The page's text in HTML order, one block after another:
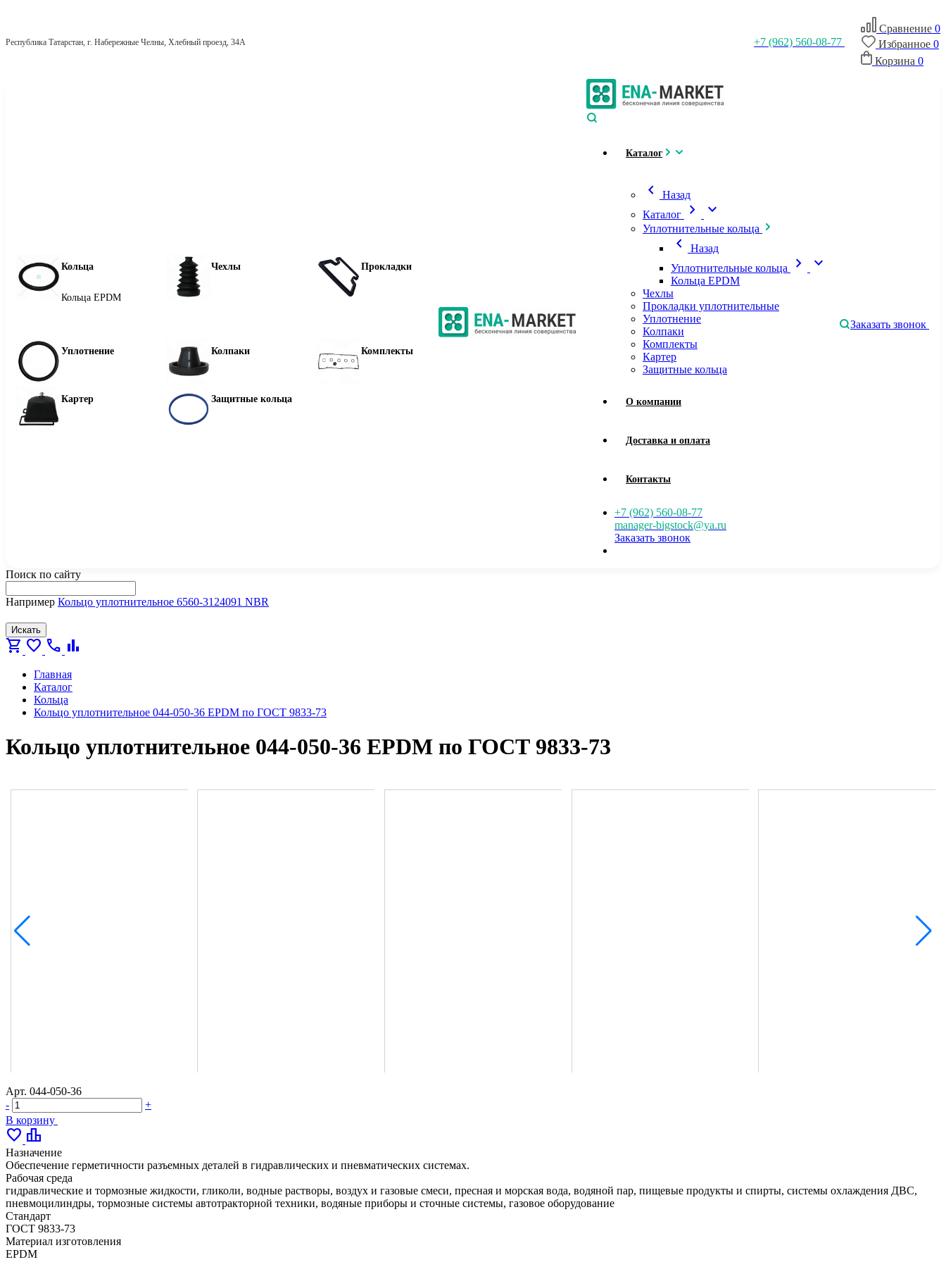
Республика Татарстан, г. Набережные Челны, Хлебный проезд, 34А +7 (962) 560-08-77
Сравнение 0
Избранное 0
Корзина 0
Кольца
Кольца EPDM
Чехлы Прокладки
Уплотнение Колпаки Комплекты
Картер Защитные кольца
Каталог
chevron_left
Назад
Каталог
chevron_right expand_more
Уплотнительные кольца
chevron_left
Назад
Уплотнительные кольца
chevron_right expand_more
Кольца EPDM
Чехлы
Прокладки уплотнительные
Уплотнение
Колпаки
Комплекты
Картер
Защитные кольца
О компании
Доставка и оплата
Контакты
+7 (962) 560-08-77
manager-bigstock@ya.ru
Заказать звонок
Заказать звонок
Поиск по сайту
Например Кольцо уплотнительное 6560-3124091 NBR
Искать
shopping_cart favorite call bar_chart
Главная
Каталог
Кольца
Кольцо уплотнительное 044-050-36 EPDM по ГОСТ 9833-73
Кольцо уплотнительное 044-050-36 EPDM по ГОСТ 9833-73
Арт. 044-050-36
-
+
В корзину
favorite leaderboard
Назначение
Обеспечение герметичности разъемных деталей в гидравлических и пневматических системах.
Рабочая среда
гидравлические и тормозные жидкости, гликоли, водные растворы, воздух и газовые смеси, пресная и морская вода, водяной пар, пищевые продукты и спирты, системы охлаждения ДВС,
пневмоцилиндры, тормозные системы автотракторной техники, водяные приборы и сточные системы, газовое оборудование
Стандарт
ГОСТ 9833-73
Материал изготовления
EPDM